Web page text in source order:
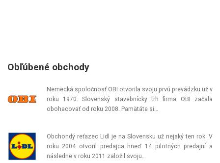
Obľúbené obchody
Nemecká spoločnosť OBI otvorila svoju prvú prevádzku už v
roku 1970. Slovenský stavebnícky trh firma OBI začala
obohacovať od roku 2008. Pamätáte si…
Obchondý reťazec Lidl je na Slovensku už nejaký ten rok. V
roku 2004 otvoril predajca hneď 14 pilotných predajní a
následne v roku 2011 založil svoju…